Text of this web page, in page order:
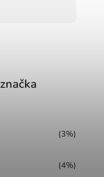
(3%)
(4%)